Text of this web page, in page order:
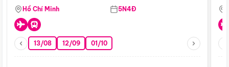
Hồ Chí Minh 5N4Đ
13/08 12/09 01/10